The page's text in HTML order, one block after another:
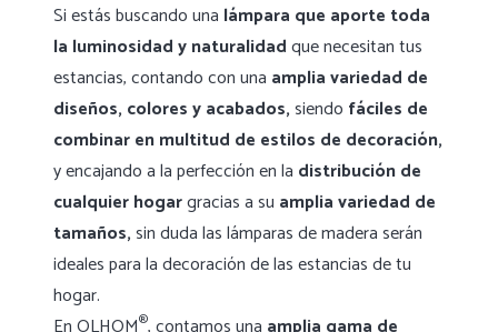
Si estás buscando una lámpara que aporte toda
la luminosidad y naturalidadque necesitan tus
estancias, contando con una amplia variedad de
diseños, colores y acabados,siendo fáciles de
combinar en multitud de estilos de decoración,
y encajando a la perfección en la distribución de
cualquier hogargracias a su amplia variedad de
tamaños,sin duda las lámparas de madera serán
ideales para la decoración de las estancias de tu
hogar.
®